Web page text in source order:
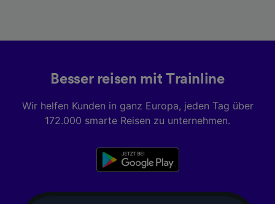
Besser reisen mit Trainline
Wir helfen Kunden in ganz Europa, jeden Tag über
172.000 smarte Reisen zu unternehmen.
von Werbeleistung und der Performance von
Angeboten.
Liste der Partner (Lieferanten)